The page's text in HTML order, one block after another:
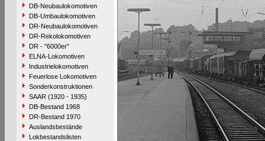
DB-Neubaulokomotiven
DB-Umbaulokomotiven
DR-Neubaulokomotiven
DR-Rekolokomotiven
DR - "6000er"
ELNA-Lokomotiven
Industrielokomotiven
Feuerlose Lokomotiven
Sonderkonstruktionen
SAAR (1920 - 1935)
DB-Bestand 1968
DR-Bestand 1970
Auslandsbestände
Lokbestandslisten